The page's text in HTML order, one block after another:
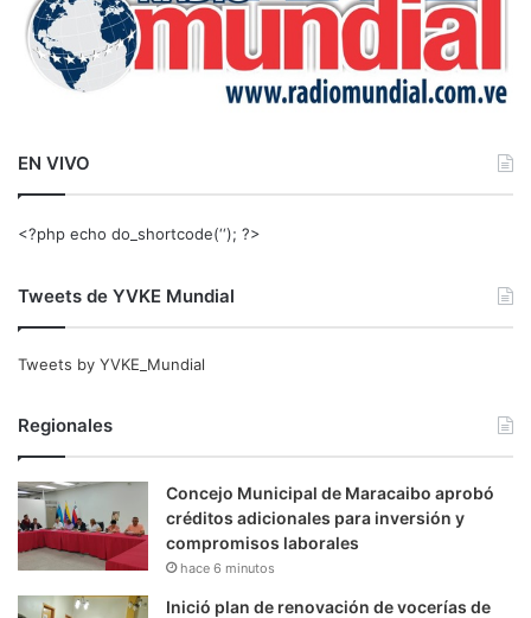
EN VIVO
<?php echo do_shortcode(‘‘); ?>
Tweets de YVKE Mundial
Tweets by YVKE_Mundial
Regionales
Concejo Municipal de Maracaibo aprobó
créditos adicionales para inversión y
compromisos laborales
hace 6 minutos
Inició plan de renovación de vocerías de